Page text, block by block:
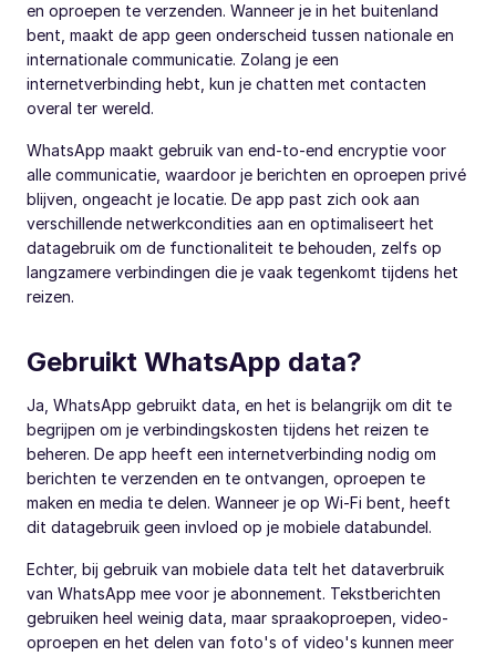
en oproepen te verzenden. Wanneer je in het buitenland
bent, maakt de app geen onderscheid tussen nationale en
internationale communicatie. Zolang je een
internetverbinding hebt, kun je chatten met contacten
overal ter wereld.
WhatsApp maakt gebruik van end-to-end encryptie voor
alle communicatie, waardoor je berichten en oproepen privé
blijven, ongeacht je locatie. De app past zich ook aan
verschillende netwerkcondities aan en optimaliseert het
datagebruik om de functionaliteit te behouden, zelfs op
langzamere verbindingen die je vaak tegenkomt tijdens het
reizen.
Gebruikt WhatsApp data?
Ja, WhatsApp gebruikt data, en het is belangrijk om dit te
begrijpen om je verbindingskosten tijdens het reizen te
beheren. De app heeft een internetverbinding nodig om
berichten te verzenden en te ontvangen, oproepen te
maken en media te delen. Wanneer je op Wi-Fi bent, heeft
dit datagebruik geen invloed op je mobiele databundel.
Echter, bij gebruik van mobiele data telt het dataverbruik
van WhatsApp mee voor je abonnement. Tekstberichten
gebruiken heel weinig data, maar spraakoproepen, video-
oproepen en het delen van foto's of video's kunnen meer